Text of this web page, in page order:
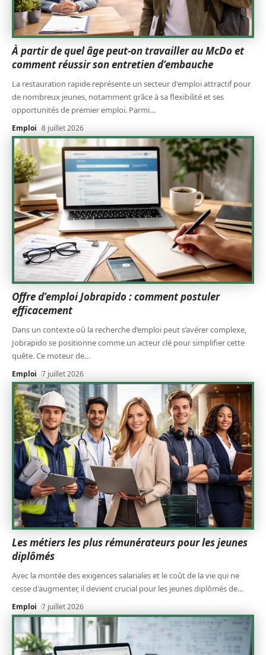
À partir de quel âge peut-on travailler au McDo et
comment réussir son entretien d’embauche
La restauration rapide représente un secteur d'emploi attractif pour
de nombreux jeunes, notamment grâce à sa flexibilité et ses
opportunités de premier emploi. Parmi…
Emploi 8 juillet 2026
Offre d’emploi Jobrapido : comment postuler
efficacement
Dans un contexte où la recherche d’emploi peut s’avérer complexe,
Jobrapido se positionne comme un acteur clé pour simplifier cette
quête. Ce moteur de…
Emploi 7 juillet 2026
Les métiers les plus rémunérateurs pour les jeunes
diplômés
Avec la montée des exigences salariales et le coût de la vie qui ne
cesse d'augmenter, il devient crucial pour les jeunes diplômés de…
Emploi 7 juillet 2026